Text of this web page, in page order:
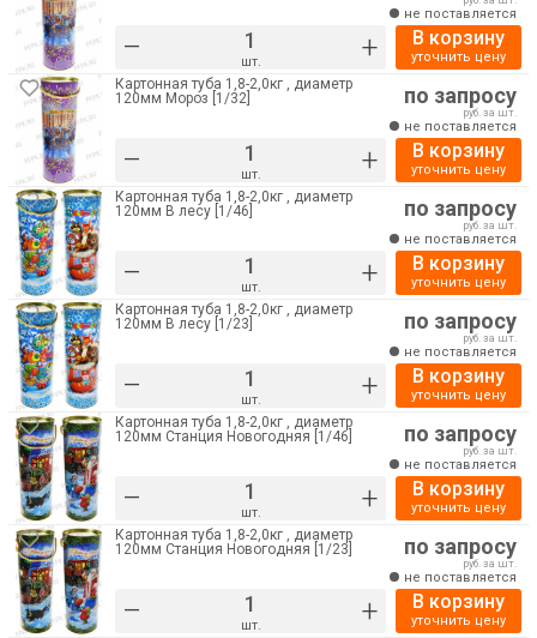
– шт. +
не поставляется
В корзину
уточнить цену
Картонная туба 1,8-2,0кг , диаметр
120мм Мороз [1/32]
– шт. +
по запросу
руб. за шт.
не поставляется
В корзину
уточнить цену
Картонная туба 1,8-2,0кг , диаметр
120мм В лесу [1/46]
– шт. +
по запросу
руб. за шт.
не поставляется
В корзину
уточнить цену
Картонная туба 1,8-2,0кг , диаметр
120мм В лесу [1/23]
– шт. +
по запросу
руб. за шт.
не поставляется
В корзину
уточнить цену
Картонная туба 1,8-2,0кг , диаметр
120мм Станция Новогодняя [1/46]
– шт. +
по запросу
руб. за шт.
не поставляется
В корзину
уточнить цену
Картонная туба 1,8-2,0кг , диаметр
120мм Станция Новогодняя [1/23]
– шт. +
по запросу
руб. за шт.
не поставляется
В корзину
уточнить цену